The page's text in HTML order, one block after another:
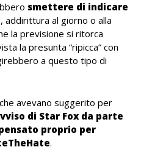
smettere di indicare
, addirittura al giorno o alla
la previsione si ritorca
la presunta “ripicca” con
a questo tipo di
avevano suggerito per
di Star Fox da parte
proprio per
.